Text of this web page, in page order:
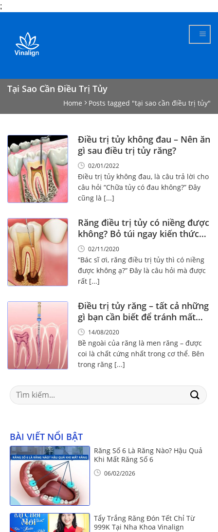
;
content
Tại Sao Cần Điều Trị Tủy
Home Posts tagged "tại sao cần điều trị tủy"
Điều trị tủy không đau – Nên ăn
gì sau điều trị tủy răng?
02/01/2022
Điều trị tủy không đau, là câu trả lời cho
câu hỏi “Chữa tủy có đau không?” Đây
cũng là [...]
Răng điều trị tủy có niềng được
không? Bỏ túi ngay kiến thức
Vàng này!
02/11/2020
“Bác sĩ ơi, răng điều trị tủy thì có niềng
được không ạ?” Đây là câu hỏi mà được
rất [...]
Điều trị tủy răng – tất cả những
gì bạn cần biết để tránh mất
răng14/08/2020
Bề ngoài của răng là men răng – được
coi là chất cứng nhất trong cơ thể. Bên
trong răng [...]
Search
for:
BÀI VIẾT NỔI BẬT
Răng Số 6 Là Răng Nào? Hậu Quả
Khi Mất Răng Số 6
06/02/2026
Tẩy Trắng Răng Đón Tết Chỉ Từ
999K Tại Nha Khoa Vinalign